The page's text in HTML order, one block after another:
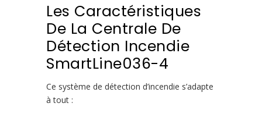
Les Caractéristiques
De La Centrale De
Détection Incendie
SmartLine036-4
Ce système de détection d’incendie s’adapte
à tout :